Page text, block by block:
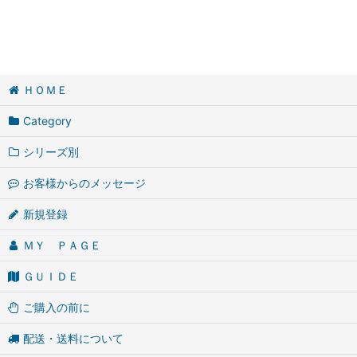
ＨＯＭＥ
Category
シリーズ別
お客様からのメッセージ
新規登録
ＭＹ ＰＡＧＥ
ＧＵＩＤＥ
ご購入の前に
配送・送料について